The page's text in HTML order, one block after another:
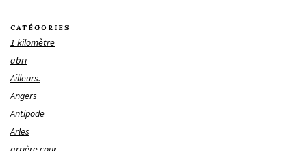
CATÉGORIES
1 kilomètre
abri
Ailleurs.
Angers
Antipode
Arles